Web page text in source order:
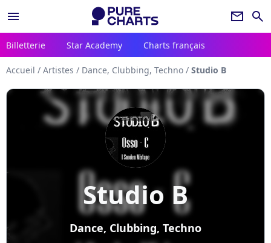
menu newsletter search
Billetterie Star Academy Charts français
Accueil / Artistes / Dance, Clubbing, Techno / Studio B
Studio B
Dance, Clubbing, Techno